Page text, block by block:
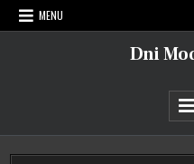
Skip
to
MENU
Dni